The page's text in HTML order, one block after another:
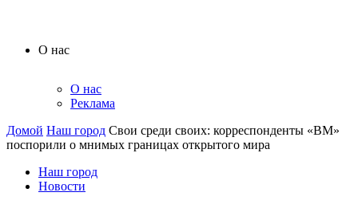
О нас
О нас
Реклама
Домой Наш город Свои среди своих: корреспонденты «ВМ»
поспорили о мнимых границах открытого мира
Наш город
Новости